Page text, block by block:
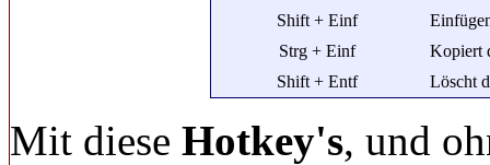
Shift + Einf
Strg + Einf
Kopiert
Shift + Entf
Löscht
Mit diese Hotkey's, und